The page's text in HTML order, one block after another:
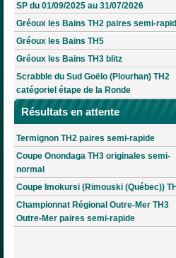
SP du 01/09/2025 au 31/07/2026
Gréoux les Bains TH2 paires semi-
Gréoux les Bains TH5
Gréoux les Bains TH3 blitz
Scrabble du Sud Goëlo (Plourhan) TH2
catégoriel étape de la Ronde
Résultats en attente
Termignon TH2 paires semi-rapide
Coupe Onondaga TH3 originales semi-
normal
Coupe Imokursi (Rimouski (Québec))
Championnat Régional Outre-Mer TH3
Outre-Mer paires semi-rapide